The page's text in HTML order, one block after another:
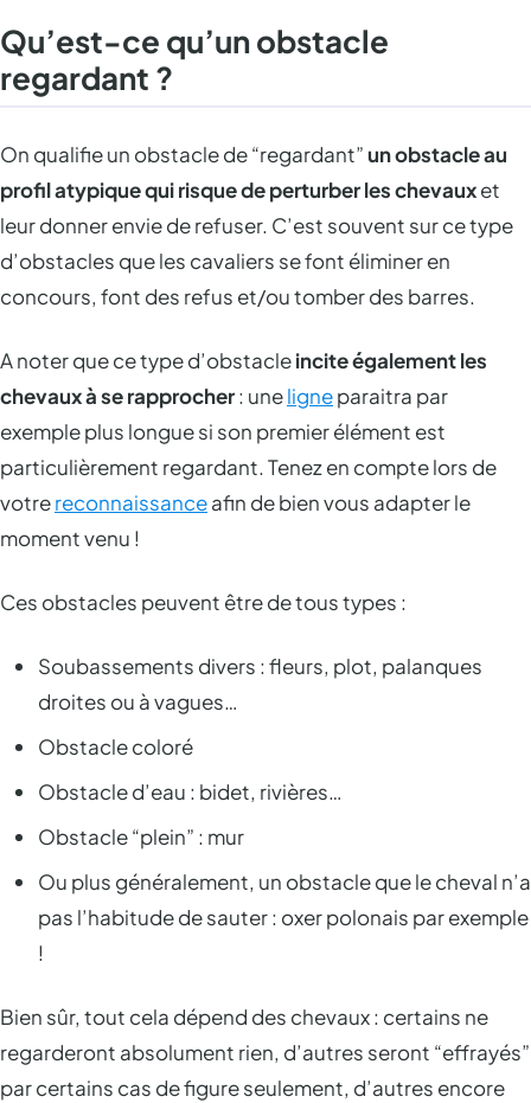
Qu’est-ce qu’un obstacle
regardant ?
On qualifie un obstacle de “regardant”un obstacle au
profil atypique qui risque de perturber les chevauxet
leur donner envie de refuser. C’est souvent sur ce type
d’obstacles que les cavaliers se font éliminer en
concours, font des refus et/ou tomber des barres.
A noter que ce type d’obstacleincite également les
chevaux à se rapprocher: uneligneparaitra par
exemple plus longue si son premier élément est
particulièrement regardant. Tenez en compte lors de
votrereconnaissanceafin de bien vous adapter le
moment venu !
Ces obstacles peuvent être de tous types :
Soubassements divers : fleurs, plot, palanques
droites ou à vagues…
Obstacle coloré
Obstacle d’eau : bidet, rivières…
Obstacle “plein” : mur
Ou plus généralement, un obstacle que le cheval n’a
pas l’habitude de sauter : oxer polonais par exemple
!
Bien sûr, tout cela dépend des chevaux : certains ne
regarderont absolument rien, d’autres seront “effrayés”
par certains cas de figure seulement, d’autres encore